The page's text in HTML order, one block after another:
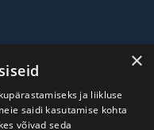
×
ja liikluse
saidi kasutamise kohta
võivad seda